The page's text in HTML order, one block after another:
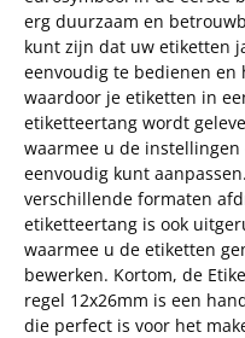
erg duurzaam en
kunt zijn dat uw etiketten
eenvoudig te bedienen
waardoor je etiketten in
etiketteertang wordt
waarmee u de
eenvoudig kunt
verschillende formaten
etiketteertang is ook
waarmee u de etiketten
bewerken. Kortom, de
regel 12x26mm is een
die perfect is voor het